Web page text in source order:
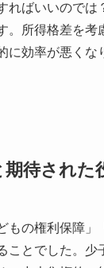
ればいいので
。所得格差を
に効率が悪くな
待された
もの権利保障
ことでした。